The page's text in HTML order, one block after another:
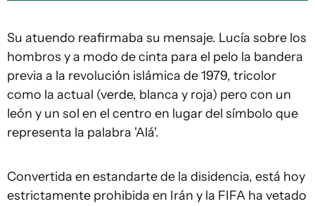
Su atuendo reafirmaba su mensaje. Lucía sobre los
hombros y a modo de cinta para el pelo la bandera
previa a la revolución islámica de 1979, tricolor
como la actual (verde, blanca y roja) pero con un
león y un sol en el centro en lugar del símbolo que
representa la palabra 'Alá'.
Convertida en estandarte de la disidencia, está hoy
estrictamente prohibida en Irán y la FIFA ha vetado